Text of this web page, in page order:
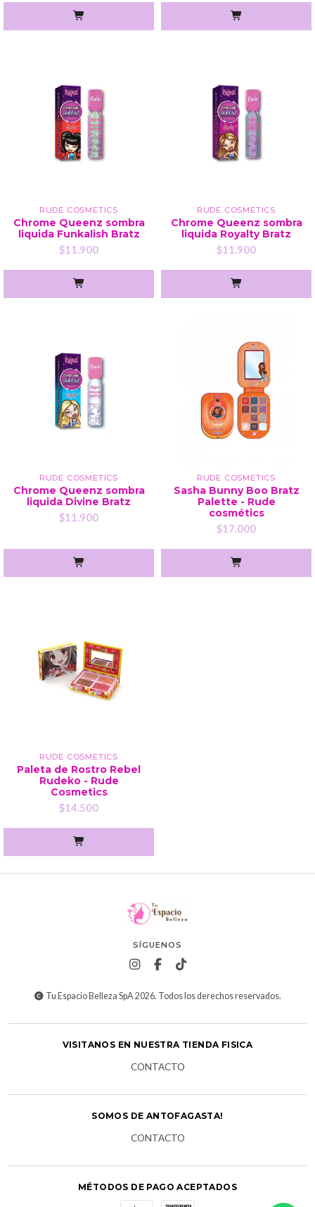
RUDE COSMETICS
Chrome Queenz sombra
liquida Funkalish Bratz
$11.900
RUDE COSMETICS
Chrome Queenz sombra
liquida Royalty Bratz
$11.900
RUDE COSMETICS
Chrome Queenz sombra
liquida Divine Bratz
$11.900
RUDE COSMETICS
Sasha Bunny Boo Bratz
Palette - Rude
cosmétics
$17.000
RUDE COSMETICS
Paleta de Rostro Rebel
Rudeko - Rude
Cosmetics
$14.500
SÍGUENOS
Tu Espacio Belleza SpA 2026. Todos los derechos reservados.
VISITANOS EN NUESTRA TIENDA FISICA
CONTACTO
SOMOS DE ANTOFAGASTA!
CONTACTO
MÉTODOS DE PAGO ACEPTADOS